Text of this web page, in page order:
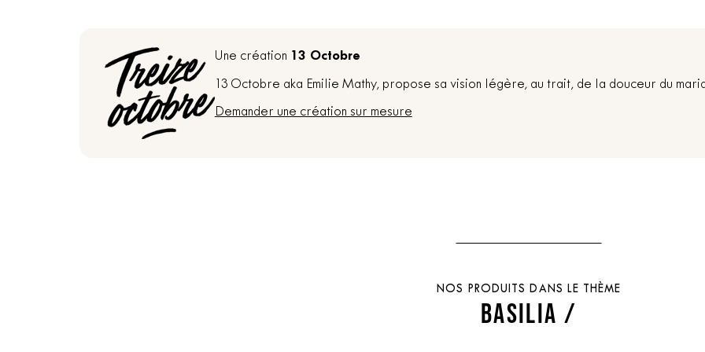
Une création 13 Octobre
13 Octobre aka Emilie Mathy, propose sa vision légère, au trait, de la douceur du
Demander une création sur mesure
NOS PRODUITS DANS LE THÈME
BASILIA /